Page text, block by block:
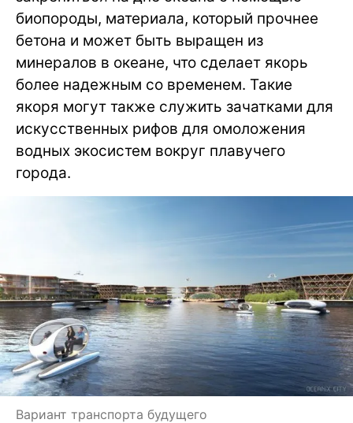
биопороды, материала, который прочнее
бетона и может быть выращен из
минералов в океане, что сделает якорь
более надежным со временем. Такие
якоря могут также служить зачатками для
искусственных рифов для омоложения
водных экосистем вокруг плавучего
города.
Вариант транспорта будущего